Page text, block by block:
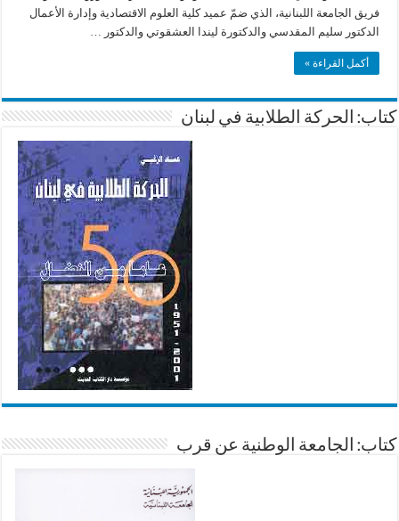
فريق الجامعة اللبنانية، الذي ضمّ عميد كلية العلوم الاقتصادية وإدارة الأعمال
الدكتور سليم المقدسي والدكتورة ليندا العشقوتي والدكتور …
أكمل القراءة »
كتاب: الحركة الطلابية في لبنان
كتاب: الجامعة الوطنية عن قرب